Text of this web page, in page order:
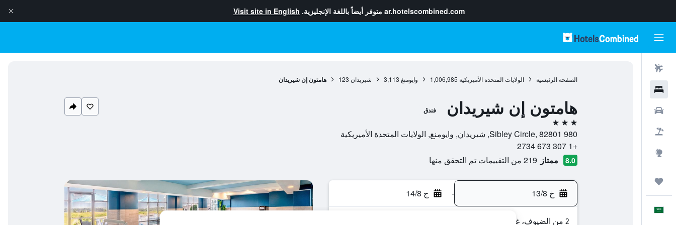
ar.hotelscombined.com متوفر أيضاً باللغة الإنجليزية. Visit site in English
الصفحة الرئيسية الولايات المتحدة الأميريكية 1,006,985 وايومنغ 3,113 شيريدان 123 هامتون إن شيريدان
هامتون إن شيريدان فندق
3 نجوم
980 Sibley Circle, 82801, شيريدان, وايومنغ, الولايات المتحدة الأميريكية
+1 307 673 2734
8.0 ممتاز 219 من التقييمات تم التحقق منها
خ 13/8 - ج 14/8
2 من الضيوف، غرفة واحدة